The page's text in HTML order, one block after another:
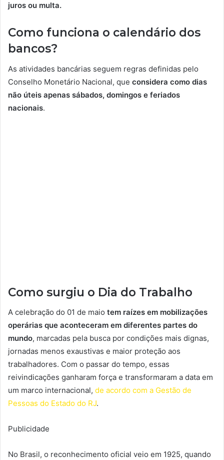
juros ou multa.
Como funciona o calendário dos
bancos?
As atividades bancárias seguem regras definidas pelo
Conselho Monetário Nacional, que considera como dias
não úteis apenas sábados, domingos e feriados
nacionais.
Como surgiu o Dia do Trabalho
A celebração do 01 de maio tem raízes em mobilizações
operárias que aconteceram em diferentes partes do
mundo, marcadas pela busca por condições mais dignas,
jornadas menos exaustivas e maior proteção aos
trabalhadores. Com o passar do tempo, essas
reivindicações ganharam força e transformaram a data em
um marco internacional, de acordo com a Gestão de
Pessoas do Estado do RJ.
Publicidade
No Brasil, o reconhecimento oficial veio em 1925, quando